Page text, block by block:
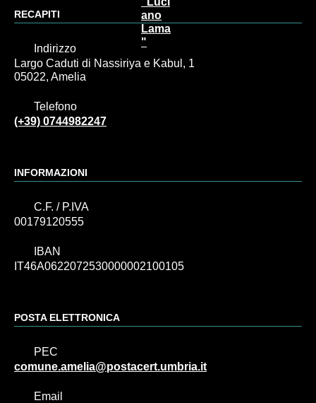
RECAPITI
Indirizzo
Largo Caduti di Nassiriya e Kabul, 1
05022, Amelia
Telefono
(+39) 0744982247
INFORMAZIONI
C.F. / P.IVA
00179120555
IBAN
IT46A0622072530000002100105
POSTA ELETTRONICA
PEC
comune.amelia@postacert.umbria.it
Email